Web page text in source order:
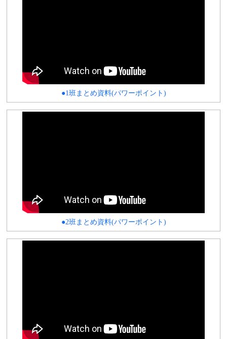
●1班まとめ資料(パワーポイント)
●2班まとめ資料(パワーポイント)